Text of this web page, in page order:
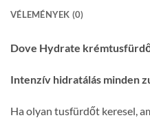
VÉLEMÉNYEK (0)
Dove Hydrate
Intenzív hidratálás minden
Ha olyan tusfürdőt keresel,